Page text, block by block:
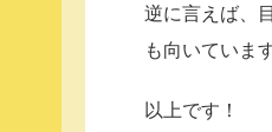
逆に言えば、
も向いています
以上です！